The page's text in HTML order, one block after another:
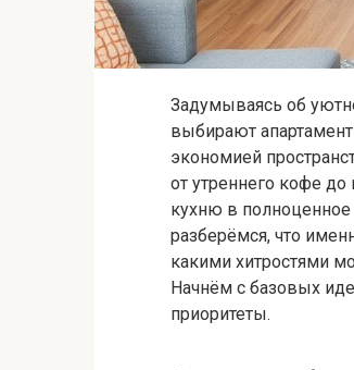
Задумываясь об
выбирают
экономией
от утреннего кофе
кухню в полноценное
разберёмся, что
какими хитростями
Начнём с базовых
приоритеты.